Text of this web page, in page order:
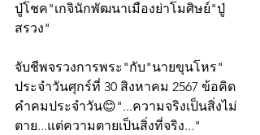
ปู่โชค"เกจินักพัฒนาเมืองย่าโมศิษย์"ปู่
สรวง"
จับชีพจรวงการพระ"กับ"นายขุนโหร"
ประจำวันศุกร์ที่ 30 สิงหาคม 2567 ข้อคิด
คำคมประจำวัน😊"...ความจริงเป็นสิ่งไม่
ตาย...แต่ความตายเป็นสิ่งที่จริง..."